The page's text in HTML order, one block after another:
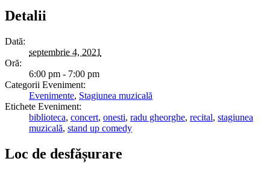
Detalii
Dată:
septembrie 4, 2021
Oră:
6:00 pm - 7:00 pm
Categorii Eveniment:
Evenimente, Stagiunea muzicală
Etichete Eveniment:
biblioteca, concert, onesti, radu gheorghe, recital, stagiunea
muzicală, stand up comedy
Loc de desfășurare